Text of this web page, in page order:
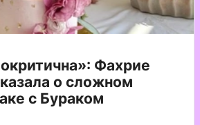
Фахрие
о сложном
с Бураком